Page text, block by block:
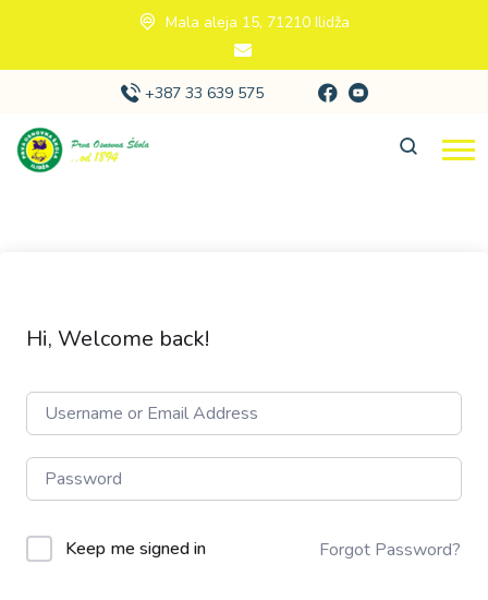
Mala aleja 15, 71210 Ilidža
+387 33 639 575
Hi, Welcome back!
Keep me signed in Forgot Password?